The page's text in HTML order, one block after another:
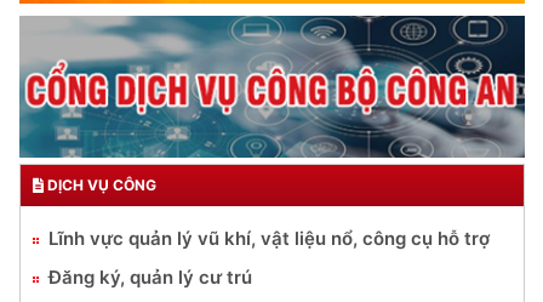
DỊCH VỤ CÔNG
Lĩnh vực quản lý vũ khí, vật liệu nổ, công cụ hỗ trợ
Đăng ký, quản lý cư trú